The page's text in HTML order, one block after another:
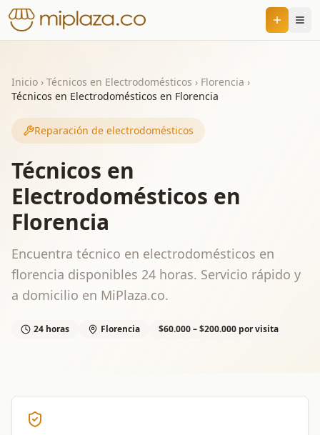
Inicio › Técnicos en Electrodomésticos › Florencia ›
Técnicos en Electrodomésticos en Florencia
Reparación de electrodomésticos
Técnicos en
Electrodomésticos en
Florencia
Encuentra técnico en electrodomésticos en
florencia disponibles 24 horas. Servicio rápido y
a domicilio en MiPlaza.co.
24 horas Florencia $60.000 – $200.000 por visita